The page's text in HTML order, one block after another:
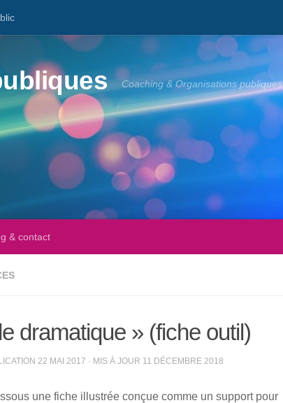
Coaching & Organisations publiques
& contact
dramatique » (fiche outil)
22 MAI 2017 · MIS À JOUR 11 DÉCEMBRE 2018
une fiche illustrée conçue comme un support pour